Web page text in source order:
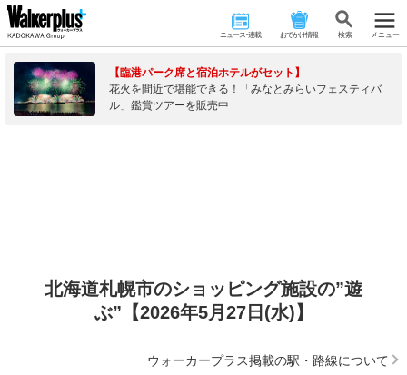
ニュース･連載 おでかけ情報 検 索 メニュー
【臨港パーク席と宿泊ホテルがセット】
花火を間近で堪能できる！「みなとみらいフェスティバ
ル」鑑賞ツアーを販売中
北海道札幌市のショッピング施設の”遊
ぶ”【2026年5月27日(水)】
ウォーカープラス掲載の駅・路線について